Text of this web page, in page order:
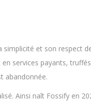
et son respect
services payants,
abandonnée.
Ainsi naît Fossify en